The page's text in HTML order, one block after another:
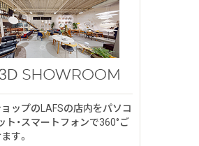
ップのLAFSの店内をパソコ
ト・スマートフォンで360°ご
す。